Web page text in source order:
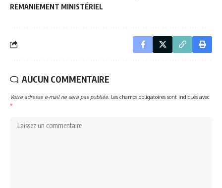
REMANIEMENT MINISTÉRIEL
AUCUN COMMENTAIRE
Votre adresse e-mail ne sera pas publiée. Les champs obligatoires sont indiqués avec
*